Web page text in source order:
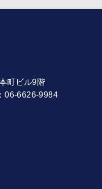
町ビル9階
6626-9984